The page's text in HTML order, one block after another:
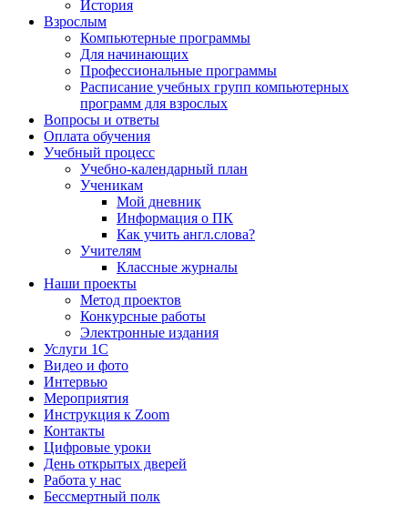
История
Взрослым
Компьютерные программы
Для начинающих
Профессиональные программы
Расписание учебных групп компьютерных
программ для взрослых
Вопросы и ответы
Оплата обучения
Учебный процесс
Учебно-календарный план
Ученикам
Мой дневник
Информация о ПК
Как учить англ.слова?
Учителям
Классные журналы
Наши проекты
Метод проектов
Конкурсные работы
Электронные издания
Услуги 1C
Видео и фото
Интервью
Мероприятия
Инструкция к Zoom
Контакты
Цифровые уроки
День открытых дверей
Работа у нас
Бессмертный полк